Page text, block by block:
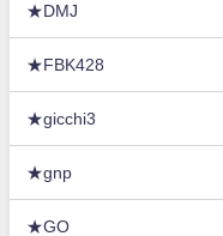
★DMJ
★FBK428
★gicchi3
★gnp
★GO